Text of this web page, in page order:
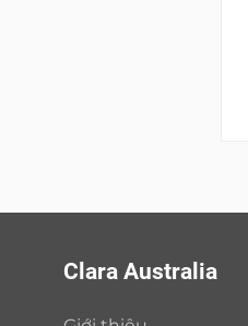
Clara Australia